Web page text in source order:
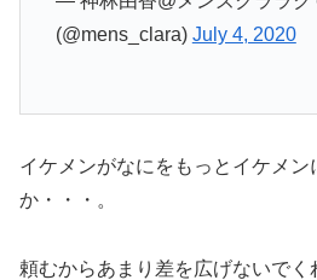
(@mens_clara) July 4, 2020
イケメンがなにをもっとイケメ
か・・・。
頼むからあまり差を広げないでく